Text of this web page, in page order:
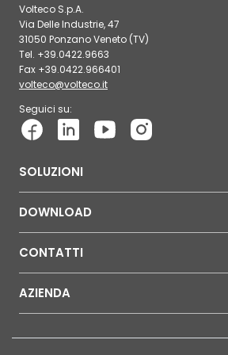
Volteco S.p.A.
Via Delle Industrie, 47
31050 Ponzano Veneto (TV)
Tel. +39.0422.9663
Fax +39.0422.966401
volteco@volteco.it
Seguici su:
SOLUZIONI
DOWNLOAD
CONTATTI
AZIENDA